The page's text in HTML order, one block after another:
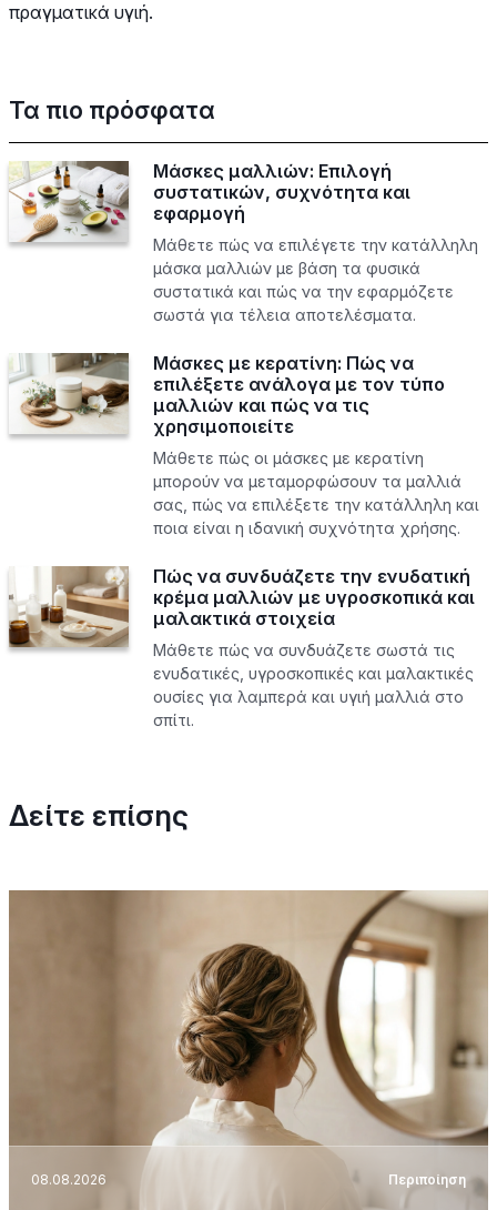
πραγματικά υγιή.
Τα πιο πρόσφατα
Μάσκες μαλλιών: Επιλογή
συστατικών, συχνότητα και
εφαρμογή
Μάθετε πώς να επιλέγετε την κατάλληλη
μάσκα μαλλιών με βάση τα φυσικά
συστατικά και πώς να την εφαρμόζετε
σωστά για τέλεια αποτελέσματα.
Μάσκες με κερατίνη: Πώς να
επιλέξετε ανάλογα με τον τύπο
μαλλιών και πώς να τις
χρησιμοποιείτε
Μάθετε πώς οι μάσκες με κερατίνη
μπορούν να μεταμορφώσουν τα μαλλιά
σας, πώς να επιλέξετε την κατάλληλη και
ποια είναι η ιδανική συχνότητα χρήσης.
Πώς να συνδυάζετε την ενυδατική
κρέμα μαλλιών με υγροσκοπικά και
μαλακτικά στοιχεία
Μάθετε πώς να συνδυάζετε σωστά τις
ενυδατικές, υγροσκοπικές και μαλακτικές
ουσίες για λαμπερά και υγιή μαλλιά στο
σπίτι.
Δείτε επίσης
08.08.2026 Περιποίηση